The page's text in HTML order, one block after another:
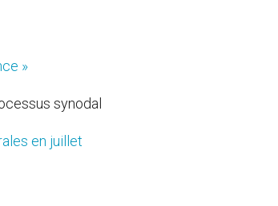
»
synodal
en juillet